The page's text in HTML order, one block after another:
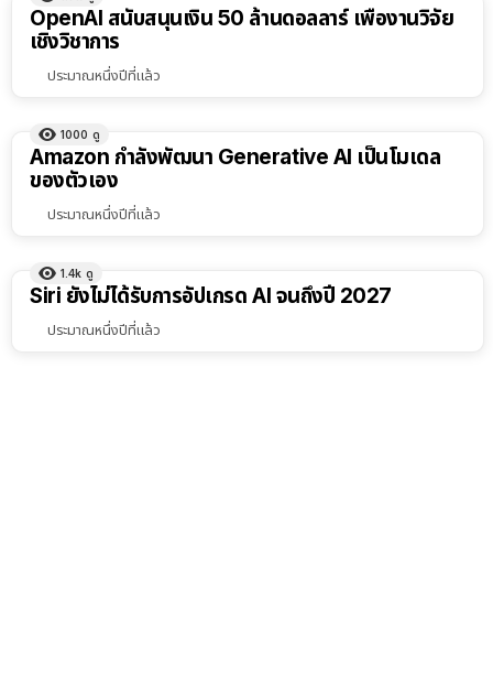
ผลลัพธ์
ทั้งหมด
เรียง
เลือก
OpenAI สนับสนุนเงิน 50 ล้านดอลลาร์ เพื่องานวิจัย
เชิงวิชาการ
ประมาณหนึ่งปีที่แล้ว
1000 ดู
Amazon กำลังพัฒนา Generative AI เป็นโมเดล
ของตัวเอง
ประมาณหนึ่งปีที่แล้ว
1.4k ดู
Siri ยังไม่ได้รับการอัปเกรด AI จนถึงปี 2027
ประมาณหนึ่งปีที่แล้ว